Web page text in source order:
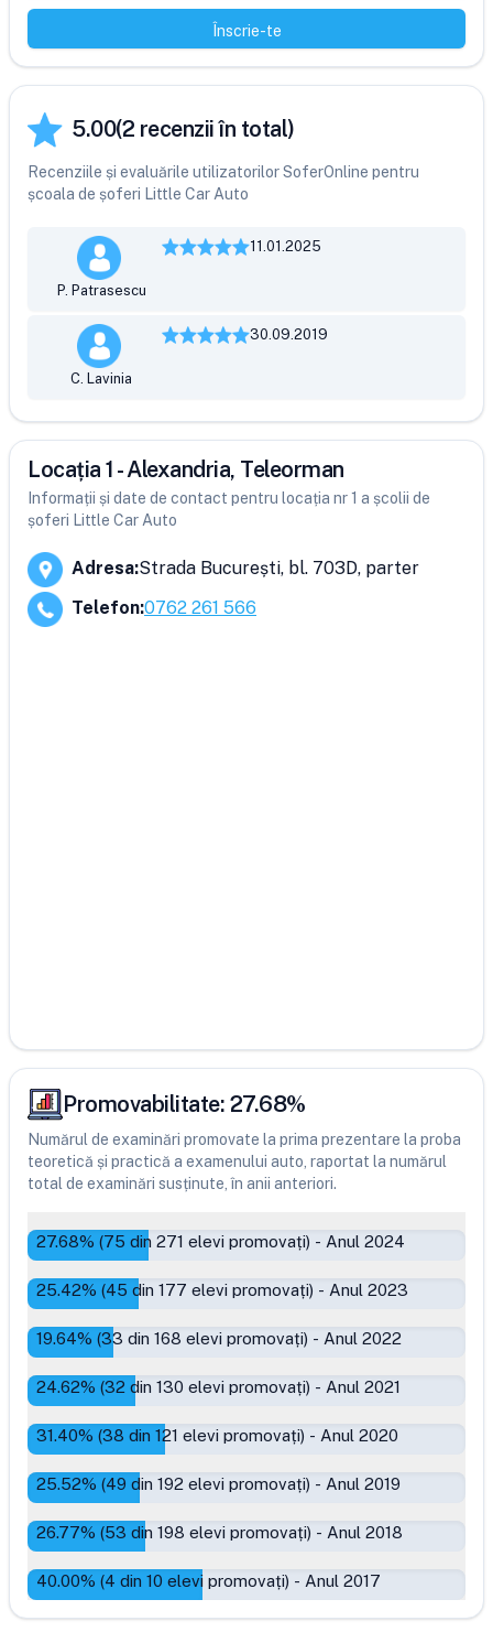
Înscrie-te
5.00(2 recenzii în total)
Recenziile și evaluările utilizatorilor SoferOnline pentru
școala de șoferi Little Car Auto
P. Patrasescu
11.01.2025
C. Lavinia
30.09.2019
Locația 1 - Alexandria, Teleorman
Informații și date de contact pentru locația nr 1 a școlii de
șoferi Little Car Auto
Adresa:Strada București, bl. 703D, parter
Telefon:0762 261 566
Promovabilitate: 27.68%
Numărul de examinări promovate la prima prezentare la proba
teoretică și practică a examenului auto, raportat la numărul
total de examinări susținute, în anii anteriori.
27.68% (75 din 271 elevi promovați) - Anul 2024
25.42% (45 din 177 elevi promovați) - Anul 2023
19.64% (33 din 168 elevi promovați) - Anul 2022
24.62% (32 din 130 elevi promovați) - Anul 2021
31.40% (38 din 121 elevi promovați) - Anul 2020
25.52% (49 din 192 elevi promovați) - Anul 2019
26.77% (53 din 198 elevi promovați) - Anul 2018
40.00% (4 din 10 elevi promovați) - Anul 2017